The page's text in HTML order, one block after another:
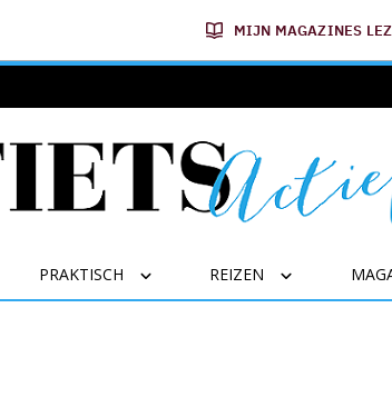
MIJN MAGAZINES
PRAKTISCH REIZEN